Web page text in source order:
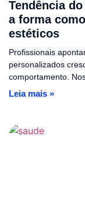
Tendência
a forma
estéticos
Profissionais
personalizados
comportamento.
Leia mais »